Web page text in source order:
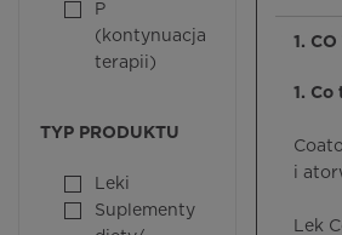
P
(kontynuacja
terapii)
TYP PRODUKTU
Leki
Suplementy
1.
1.
i
Lek